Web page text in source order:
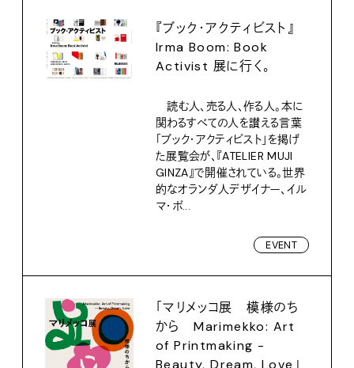
『ブック・アクティビスト』
Irma Boom: Book
Activist 展に行く。
読む人、売る人、作る人。本に
関わるすべての人を讃える言葉
「ブック・アクティビスト」を掲げ
た展覧会が、『ATELIER MUJI
GINZA』で開催されている。世界
的なオランダ人デザイナー、イル
マ・ボ...
EVENT
「マリメッコ展 模様のち
から Marimekko: Art
of Printmaking -
Beauty, Dream, Love」